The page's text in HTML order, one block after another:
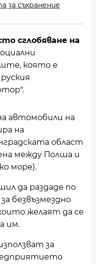
за съхранение
сглобяване на
която е
автомобили на
на
област
между Полша и
море).
да раздаде по
безвъзмездно
желаят да се
им.
за